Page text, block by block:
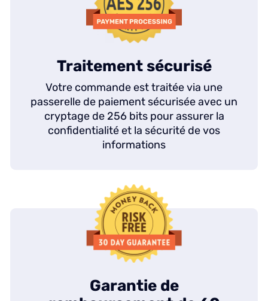
Traitement sécurisé
Votre commande est traitée via une
passerelle de paiement sécurisée avec un
cryptage de 256 bits pour assurer la
confidentialité et la sécurité de vos
informations
Garantie de